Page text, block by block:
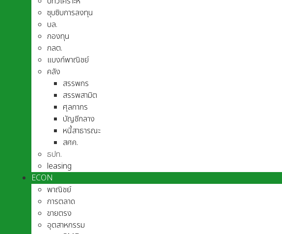
ซุบซิบการลงทุน
บล.
กองทุน
กลต.
แบงก์พาณิชย์
คลัง
สรรพกร
สรรพสามิต
ศุลกากร
บัญชีกลาง
หนี้สาธารณะ
สศค.
ธปท.
leasing
ECON
พาณิชย์
การตลาด
ขายตรง
อุตสาหกรรม